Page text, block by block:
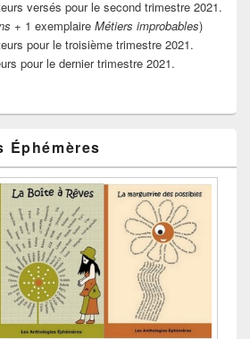
versés pour le second trimestre 2021.
+ 1 exemplaire Métiers improbables)
pour le troisième trimestre 2021.
pour le dernier trimestre 2021.
Éphémères